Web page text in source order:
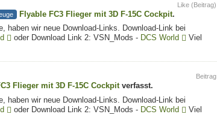
Flyable FC3 Flieger mit 3D F-15C Cockpit.
Like (Beitrag)
haben wir neue Download-Links. Download-Link bei
oder Download Link 2: VSN_Mods - DCS World
Viel
Flieger mit 3D F-15C Cockpitverfasst.
Beitrag
haben wir neue Download-Links. Download-Link bei
oder Download Link 2: VSN_Mods - DCS World Viel